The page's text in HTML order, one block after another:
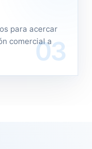
para acercar
comercial a
03